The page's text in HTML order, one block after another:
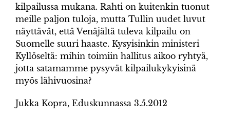
kilpailussa mukana. Rahti on kuitenkin tuonut
meille paljon tuloja, mutta Tullin uudet luvut
näyttävät, että Venäjältä tuleva kilpailu on
Suomelle suuri haaste. Kysyisinkin ministeri
Kyllöseltä: mihin toimiin hallitus aikoo ryhtyä,
jotta satamamme pysyvät kilpailukykyisinä
myös lähivuosina?
Jukka Kopra, Eduskunnassa 3.5.2012